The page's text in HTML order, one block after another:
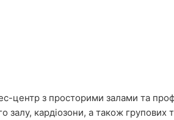
центр з просторими залами та
залу, кардіозони, а також групових